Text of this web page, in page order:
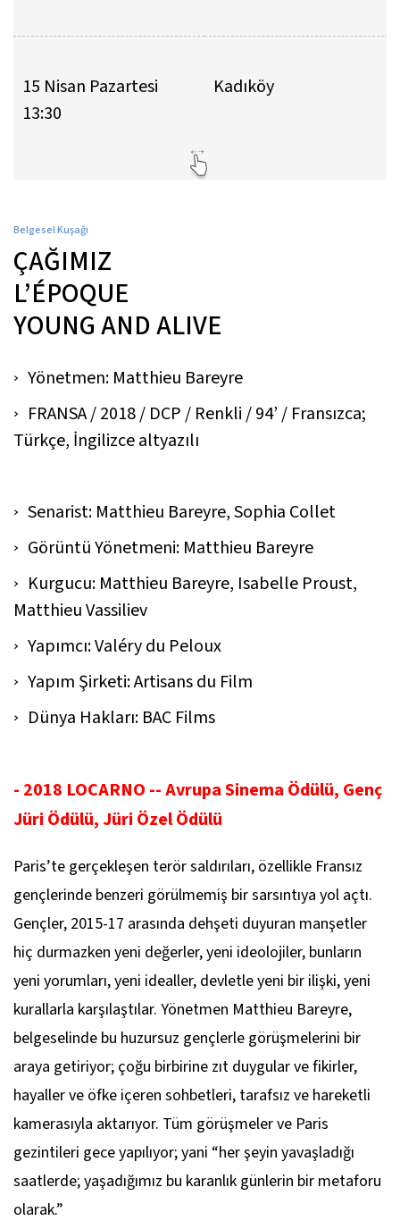
15 Nisan Pazartesi
13:30
Kadıköy
Belgesel Kuşağı
ÇAĞIMIZ
L’ÉPOQUE
YOUNG AND ALIVE
Yönetmen: Matthieu Bareyre
FRANSA / 2018 / DCP / Renkli / 94’ / Fransızca;
Türkçe, İngilizce altyazılı
Senarist: Matthieu Bareyre, Sophia Collet
Görüntü Yönetmeni: Matthieu Bareyre
Kurgucu: Matthieu Bareyre, Isabelle Proust,
Matthieu Vassiliev
Yapımcı: Valéry du Peloux
Yapım Şirketi: Artisans du Film
Dünya Hakları: BAC Films
- 2018 LOCARNO -- Avrupa Sinema Ödülü, Genç
Jüri Ödülü, Jüri Özel Ödülü
Paris’te gerçekleşen terör saldırıları, özellikle Fransız
gençlerinde benzeri görülmemiş bir sarsıntıya yol açtı.
Gençler, 2015-17 arasında dehşeti duyuran manşetler
hiç durmazken yeni değerler, yeni ideolojiler, bunların
yeni yorumları, yeni idealler, devletle yeni bir ilişki, yeni
kurallarla karşılaştılar. Yönetmen Matthieu Bareyre,
belgeselinde bu huzursuz gençlerle görüşmelerini bir
araya getiriyor; çoğu birbirine zıt duygular ve fikirler,
hayaller ve öfke içeren sohbetleri, tarafsız ve hareketli
kamerasıyla aktarıyor. Tüm görüşmeler ve Paris
gezintileri gece yapılıyor; yani “her şeyin yavaşladığı
saatlerde; yaşadığımız bu karanlık günlerin bir metaforu
olarak.”